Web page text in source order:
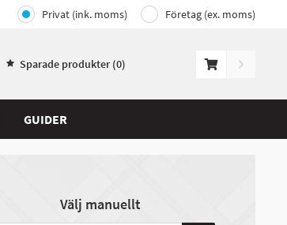
Privat (ink. moms) Företag (ex. moms)
Sparade produkter (0)
GUIDER
Välj manuellt